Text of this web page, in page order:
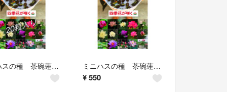
ミニハスの種 茶碗蓮 ハスの種 混色屋内外植付け可能 お得な値段設定 20粒入り ミニハスの種 茶碗蓮 ハスの種 混色屋内外植付け可能 お得な値段設定 10粒入り
¥550